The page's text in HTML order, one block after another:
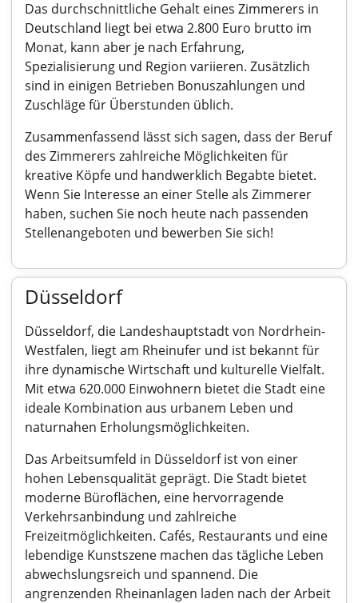
Das durchschnittliche Gehalt eines Zimmerers in
Deutschland liegt bei etwa 2.800 Euro brutto im
Monat, kann aber je nach Erfahrung,
Spezialisierung und Region variieren. Zusätzlich
sind in einigen Betrieben Bonuszahlungen und
Zuschläge für Überstunden üblich.
Zusammenfassend lässt sich sagen, dass der Beruf
des Zimmerers zahlreiche Möglichkeiten für
kreative Köpfe und handwerklich Begabte bietet.
Wenn Sie Interesse an einer Stelle als Zimmerer
haben, suchen Sie noch heute nach passenden
Stellenangeboten und bewerben Sie sich!
Düsseldorf
Düsseldorf, die Landeshauptstadt von Nordrhein-
Westfalen, liegt am Rheinufer und ist bekannt für
ihre dynamische Wirtschaft und kulturelle Vielfalt.
Mit etwa 620.000 Einwohnern bietet die Stadt eine
ideale Kombination aus urbanem Leben und
naturnahen Erholungsmöglichkeiten.
Das Arbeitsumfeld in Düsseldorf ist von einer
hohen Lebensqualität geprägt. Die Stadt bietet
moderne Büroflächen, eine hervorragende
Verkehrsanbindung und zahlreiche
Freizeitmöglichkeiten. Cafés, Restaurants und eine
lebendige Kunstszene machen das tägliche Leben
abwechslungsreich und spannend. Die
angrenzenden Rheinanlagen laden nach der Arbeit